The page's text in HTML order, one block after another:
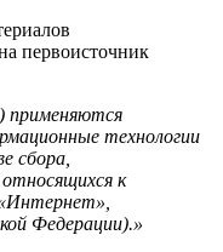
первоисточник
применяются
технологии
сбора,
к
Федерации).»